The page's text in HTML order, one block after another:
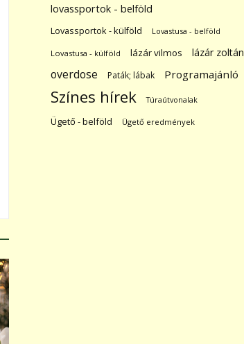
lovassportok - belföld
Lovassportok - külföld Lovastusa - belföld
Lovastusa - külföld lázár vilmos lázár zoltán
overdose Paták; lábak Programajánló
Színes hírek Túraútvonalak
Ügető - belföld Ügető eredmények